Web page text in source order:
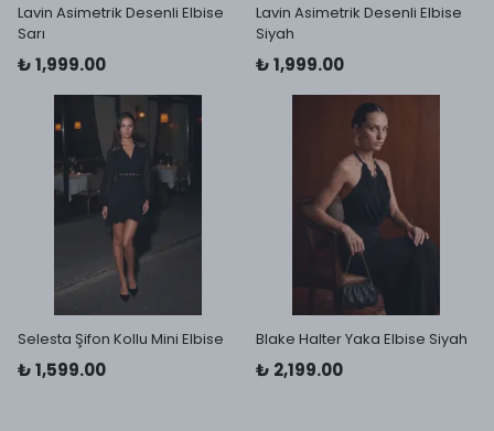
Lavin Asimetrik Desenli Elbise
Sarı
₺ 1,999.00
Lavin Asimetrik Desenli Elbise
Siyah
₺ 1,999.00
Selesta Şifon Kollu Mini Elbise
₺ 1,599.00
Blake Halter Yaka Elbise Siyah
₺ 2,199.00